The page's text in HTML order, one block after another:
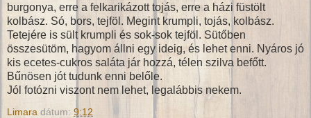
burgonya, erre a felkarikázott tojás, erre a házi füstölt
kolbász. Só, bors, tejföl. Megint krumpli, tojás, kolbász.
Tetejére is sült krumpli és sok-sok tejföl. Sütőben
összesütöm, hagyom állni egy ideig, és lehet enni. Nyáros jó
kis ecetes-cukros saláta jár hozzá, télen szilva befőtt.
Bűnösen jót tudunk enni belőle.
Jól fotózni viszont nem lehet, legalábbis nekem.
Limara dátum: 9:12